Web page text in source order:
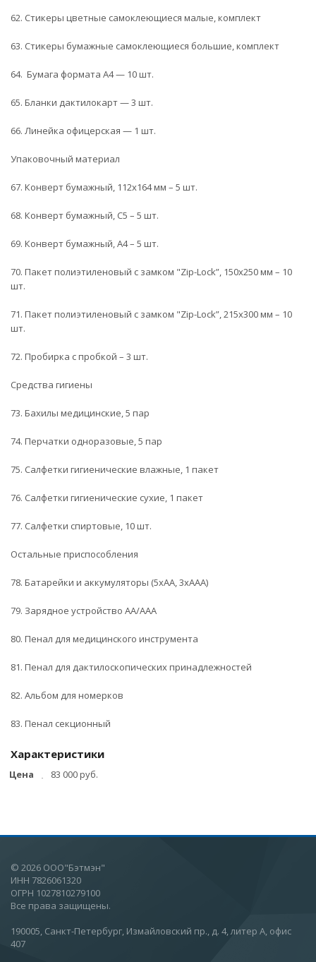
62. Стикеры цветные самоклеющиеся малые, комплект
63. Стикеры бумажные самоклеющиеся большие, комплект
64. Бумага формата А4 — 10 шт.
65. Бланки дактилокарт — 3 шт.
66. Линейка офицерская — 1 шт.
Упаковочный материал
67. Конверт бумажный, 112х164 мм – 5 шт.
68. Конверт бумажный, С5 – 5 шт.
69. Конверт бумажный, А4 – 5 шт.
70. Пакет полиэтиленовый с замком "Zip-Lock”, 150х250 мм – 10
шт.
71. Пакет полиэтиленовый с замком "Zip-Lock”, 215х300 мм – 10
шт.
72. Пробирка с пробкой – 3 шт.
Средства гигиены
73. Бахилы медицинские, 5 пар
74. Перчатки одноразовые, 5 пар
75. Салфетки гигиенические влажные, 1 пакет
76. Салфетки гигиенические сухие, 1 пакет
77. Салфетки спиртовые, 10 шт.
Остальные приспособления
78. Батарейки и аккумуляторы (5хАA, 3хAAA)
79. Зарядное устройство АА/ААА
80. Пенал для медицинского инструмента
81. Пенал для дактилоскопических принадлежностей
82. Альбом для номерков
83. Пенал секционный
Характеристики
Цена 83 000 руб.
© 2026 ООО"Бэтмэн"
ИНН 7826061320
ОГРН 1027810279100
Все права защищены.
190005, Санкт-Петербург, Измайловский пр., д. 4, литер А, офис
407